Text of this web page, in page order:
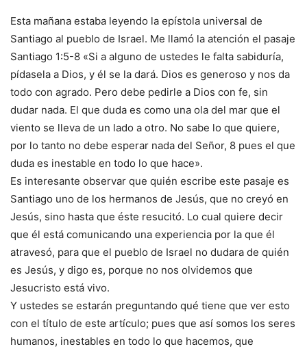
Esta mañana estaba leyendo la epístola universal de
Santiago al pueblo de Israel. Me llamó la atención el pasaje
Santiago 1:5-8 «Si a alguno de ustedes le falta sabiduría,
pídasela a Dios, y él se la dará. Dios es generoso y nos da
todo con agrado. Pero debe pedirle a Dios con fe, sin
dudar nada. El que duda es como una ola del mar que el
viento se lleva de un lado a otro. No sabe lo que quiere,
por lo tanto no debe esperar nada del Señor, 8 pues el que
duda es inestable en todo lo que hace».
Es interesante observar que quién escribe este pasaje es
Santiago uno de los hermanos de Jesús, que no creyó en
Jesús, sino hasta que éste resucitó. Lo cual quiere decir
que él está comunicando una experiencia por la que él
atravesó, para que el pueblo de Israel no dudara de quién
es Jesús, y digo es, porque no nos olvidemos que
Jesucristo está vivo.
Y ustedes se estarán preguntando qué tiene que ver esto
con el título de este artículo; pues que así somos los seres
humanos, inestables en todo lo que hacemos, que